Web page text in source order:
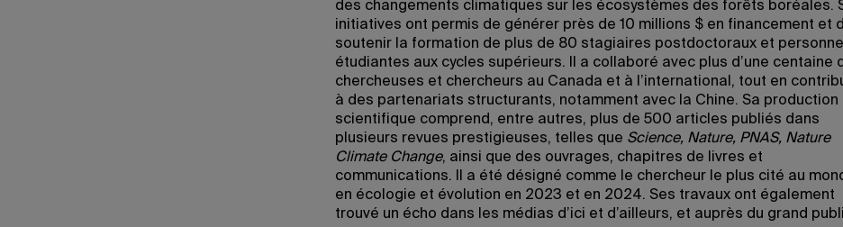
des changements climatiques sur les écosystèmes des forêts boréales.
initiatives ont permis de générer près de 10 millions $ en financement et
soutenir la formation de plus de 80 stagiaires postdoctoraux et
étudiantes aux cycles supérieurs. Il a collaboré avec plus d’une centaine
chercheuses et chercheurs au Canada et à l’international, tout en
à des partenariats structurants, notamment avec la Chine. Sa production
scientifique comprend, entre autres, plus de 500 articles publiés dans
plusieurs revues prestigieuses, telles que Science, Nature, PNAS, Nature
Climate Change, ainsi que des ouvrages, chapitres de livres et
communications. Il a été désigné comme le chercheur le plus cité au
en écologie et évolution en 2023 et en 2024. Ses travaux ont également
trouvé un écho dans les médias d’ici et d’ailleurs, et auprès du grand